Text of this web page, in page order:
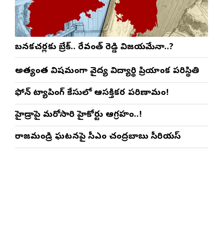
బనకచర్లకు బ్రేక్.. రేవంత్ రెడ్డి విజయమేనా..?
అత్యంత విషమంగా వైద్య విద్యార్థిని ప్రియాంక పరిస్థితి
ఫోన్ ట్యాపింగ్ కేసులో ఆసక్తికర పరిణామం!
హైడ్రాపై మరోసారి హైకోర్టు ఆగ్రహం..!
రాజమండ్రి ఘటనపై సీఎం చంద్రబాబు సీరియస్